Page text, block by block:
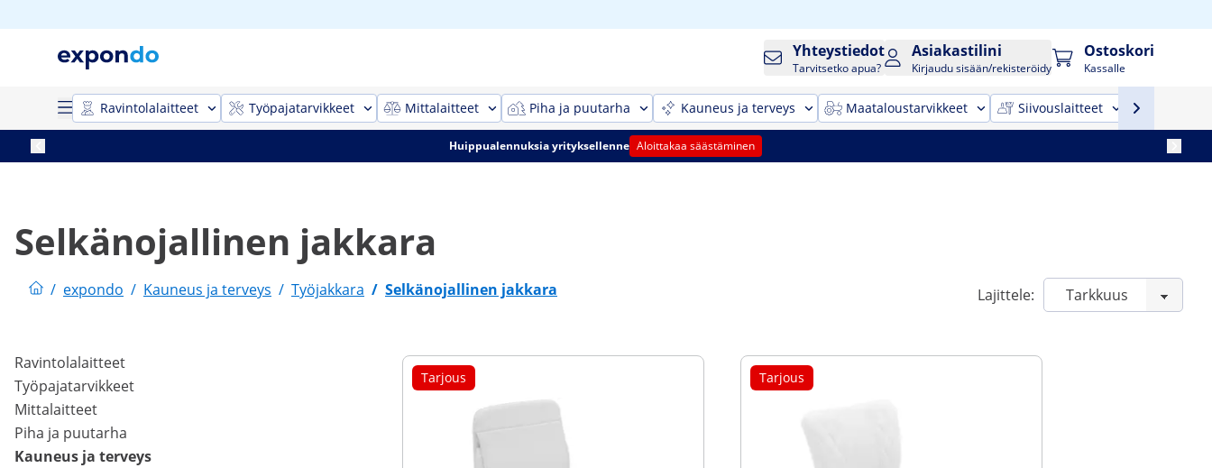
Yhteystiedot
Tarvitsetko apua?
Asiakastilini
Kirjaudu sisään/rekisteröidy
Ostoskori
Kassalle
Ravintolalaitteet Työpajatarvikkeet Mittalaitteet Piha ja puutarha Kauneus ja terveys Maataloustarvikkeet Siivouslaitteet
Huippualennuksia yrityksellenne Aloittakaa säästäminen
Selkänojallinen jakkara
/ expondo / Kauneus ja terveys / Työjakkara / Selkänojallinen jakkara Lajittele:
Ravintolalaitteet
Työpajatarvikkeet
Mittalaitteet
Piha ja puutarha
Kauneus ja terveys
Tarjous Tarjous